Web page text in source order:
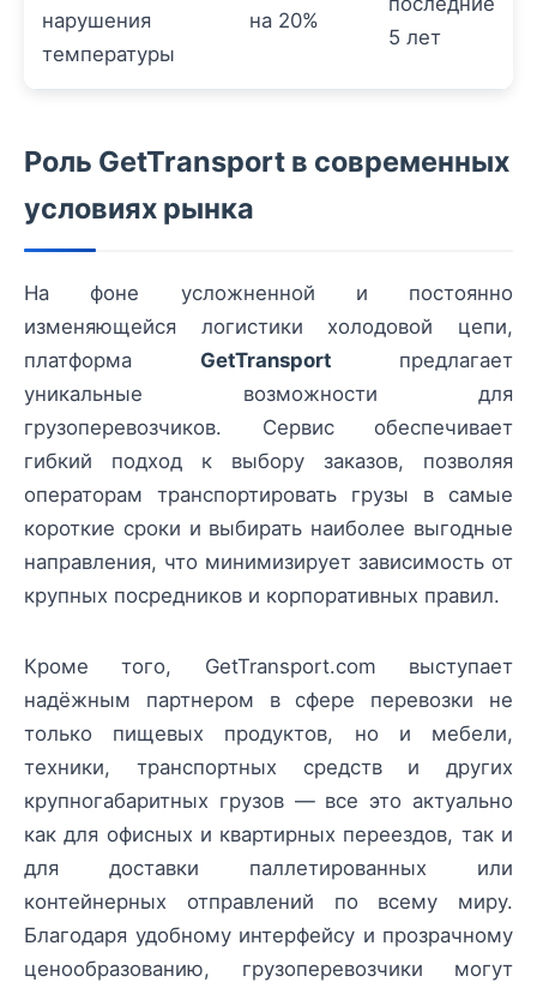
нарушения
температуры
на 20%
5 лет
Роль GetTransport в современных
условиях рынка
На фоне усложненной и постоянно
изменяющейся логистики холодовой цепи,
платформа GetTransport предлагает
уникальные возможности для
грузоперевозчиков. Сервис обеспечивает
гибкий подход к выбору заказов, позволяя
операторам транспортировать грузы в самые
короткие сроки и выбирать наиболее выгодные
направления, что минимизирует зависимость от
крупных посредников и корпоративных правил.
Кроме того, GetTransport.com выступает
надёжным партнером в сфере перевозки не
только пищевых продуктов, но и мебели,
техники, транспортных средств и других
крупногабаритных грузов — все это актуально
как для офисных и квартирных переездов, так и
для доставки паллетированных или
контейнерных отправлений по всему миру.
Благодаря удобному интерфейсу и прозрачному
ценообразованию, грузоперевозчики могут